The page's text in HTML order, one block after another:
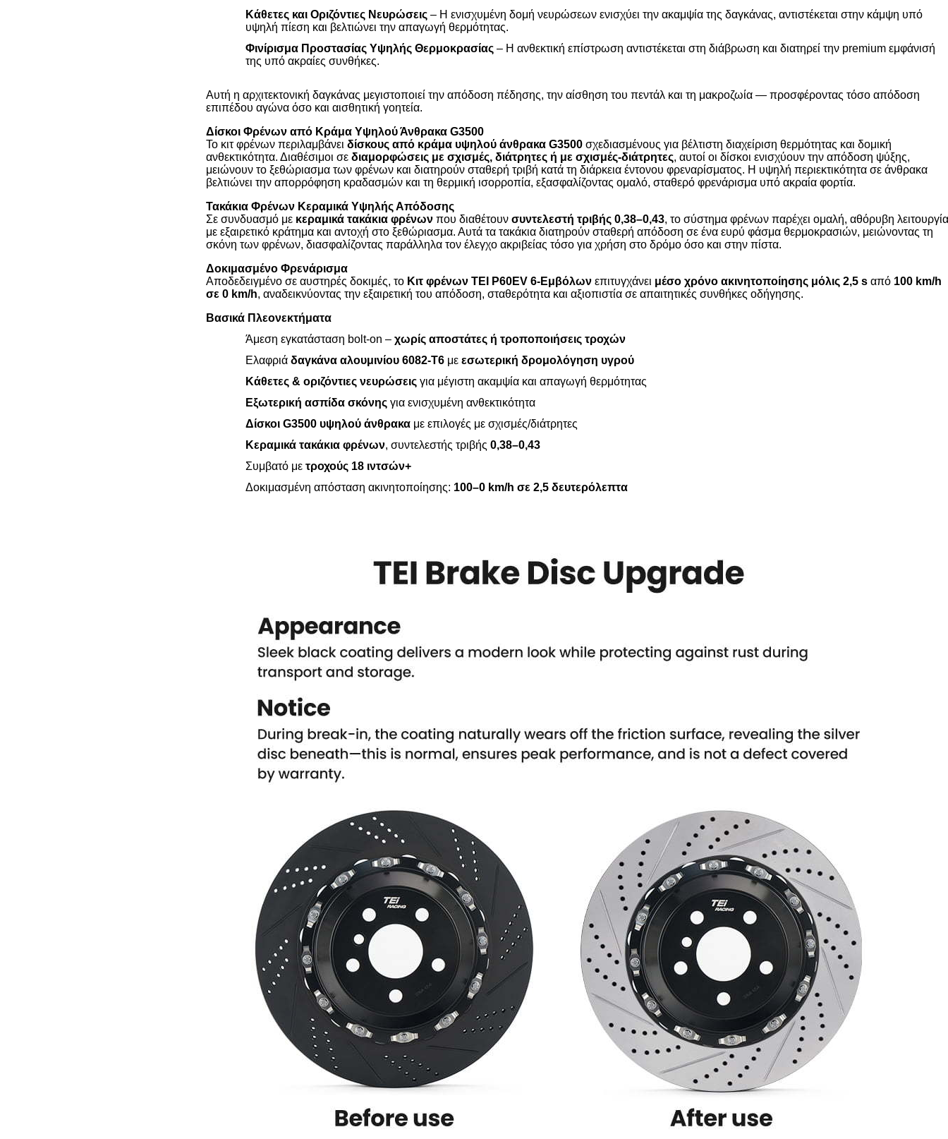
Κάθετες και Οριζόντιες Νευρώσεις – Η ενισχυμένη δομή νευρώσεων ενισχύει την ακαμψία της δαγκάνας, αντιστέκεται στην κάμψη υπό
υψηλή πίεση και βελτιώνει την απαγωγή θερμότητας.
Φινίρισμα Προστασίας Υψηλής Θερμοκρασίας – Η ανθεκτική επίστρωση αντιστέκεται στη διάβρωση και διατηρεί την premium εμφάνισή
της υπό ακραίες συνθήκες.
Αυτή η αρχιτεκτονική δαγκάνας μεγιστοποιεί την απόδοση πέδησης, την αίσθηση του πεντάλ και τη μακροζωία — προσφέροντας τόσο απόδοση
επιπέδου αγώνα όσο και αισθητική γοητεία.
Δίσκοι Φρένων από Κράμα Υψηλού Άνθρακα G3500
Το κιτ φρένων περιλαμβάνει δίσκους από κράμα υψηλού άνθρακα G3500 σχεδιασμένους για βέλτιστη διαχείριση θερμότητας και δομική
ανθεκτικότητα. Διαθέσιμοι σε διαμορφώσεις με σχισμές, διάτρητες ή με σχισμές-διάτρητες, αυτοί οι δίσκοι ενισχύουν την απόδοση ψύξης,
μειώνουν το ξεθώριασμα των φρένων και διατηρούν σταθερή τριβή κατά τη διάρκεια έντονου φρεναρίσματος. Η υψηλή περιεκτικότητα σε άνθρακα
βελτιώνει την απορρόφηση κραδασμών και τη θερμική ισορροπία, εξασφαλίζοντας ομαλό, σταθερό φρενάρισμα υπό ακραία φορτία.
Τακάκια Φρένων Κεραμικά Υψηλής Απόδοσης
Σε συνδυασμό με κεραμικά τακάκια φρένων που διαθέτουν συντελεστή τριβής 0,38–0,43, το σύστημα φρένων παρέχει ομαλή, αθόρυβη λειτουργία
με εξαιρετικό κράτημα και αντοχή στο ξεθώριασμα. Αυτά τα τακάκια διατηρούν σταθερή απόδοση σε ένα ευρύ φάσμα θερμοκρασιών, μειώνοντας τη
σκόνη των φρένων, διασφαλίζοντας παράλληλα τον έλεγχο ακριβείας τόσο για χρήση στο δρόμο όσο και στην πίστα.
Δοκιμασμένο Φρενάρισμα
Αποδεδειγμένο σε αυστηρές δοκιμές, το Κιτ φρένων TEI P60EV 6-Εμβόλων επιτυγχάνει μέσο χρόνο ακινητοποίησης μόλις 2,5 s από 100 km/h
σε 0 km/h, αναδεικνύοντας την εξαιρετική του απόδοση, σταθερότητα και αξιοπιστία σε απαιτητικές συνθήκες οδήγησης.
Βασικά Πλεονεκτήματα
Άμεση εγκατάσταση bolt-on – χωρίς αποστάτες ή τροποποιήσεις τροχών
Ελαφριά δαγκάνα αλουμινίου 6082-T6 με εσωτερική δρομολόγηση υγρού
Κάθετες & οριζόντιες νευρώσεις για μέγιστη ακαμψία και απαγωγή θερμότητας
Εξωτερική ασπίδα σκόνης για ενισχυμένη ανθεκτικότητα
Δίσκοι G3500 υψηλού άνθρακα με επιλογές με σχισμές/διάτρητες
Κεραμικά τακάκια φρένων, συντελεστής τριβής 0,38–0,43
Συμβατό με τροχούς 18 ιντσών+
Δοκιμασμένη απόσταση ακινητοποίησης: 100–0 km/h σε 2,5 δευτερόλεπτα